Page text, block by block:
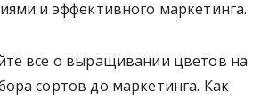
и эффективного маркетинга.
все о выращивании цветов на
сортов до маркетинга. Как